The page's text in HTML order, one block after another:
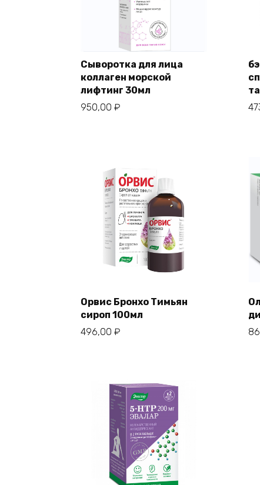
Сыворотка для лица
коллаген морской
лифтинг 30мл
950,00 ₽
Орвис Бронхо Тимьян
сироп 100мл
496,00 ₽